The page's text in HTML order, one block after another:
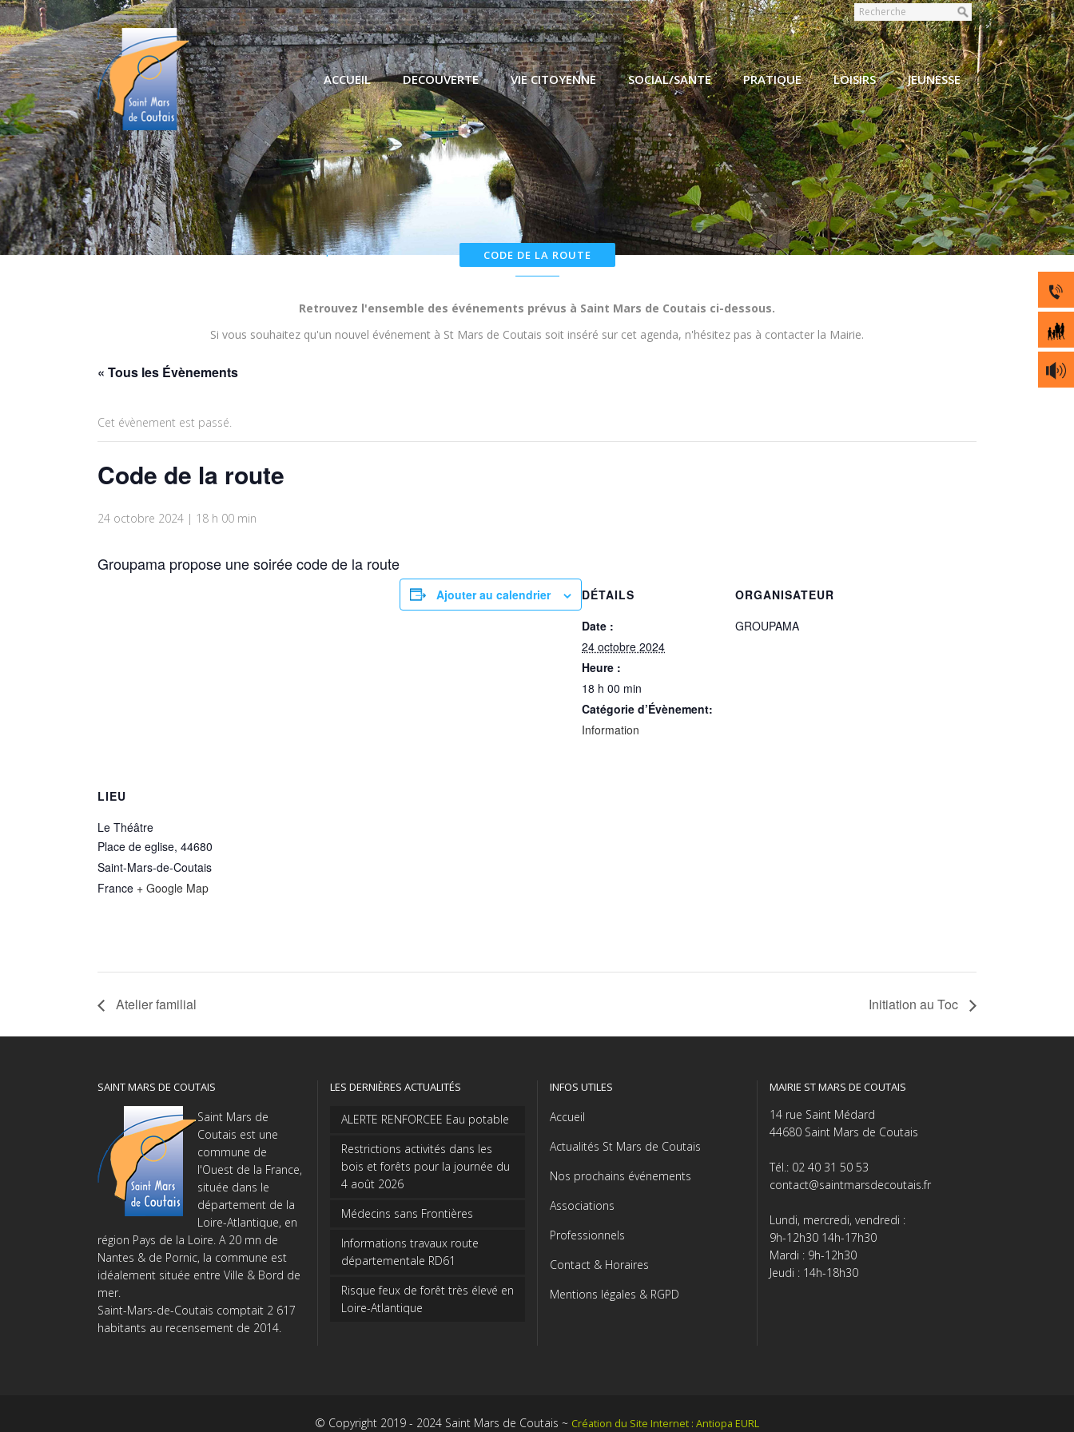
ACCUEIL DECOUVERTE VIE CITOYENNE SOCIAL/SANTE PRATIQUE LOISIRS JEUNESSE
CODE DE LA ROUTE
Nos prochains événements à Saint Mars de Coutais
Retrouvez l'ensemble des événements prévus à Saint Mars de Coutais ci-dessous.
Si vous souhaitez qu'un nouvel événement à St Mars de Coutais soit inséré sur cet agenda, n'hésitez pas à contacter la Mairie.
« Tous les Évènements
Cet évènement est passé.
Code de la route
24 octobre 2024 | 18 h 00 min
Groupama propose une soirée code de la route
Ajouter au calendrier
DÉTAILS
Date :
24 octobre 2024
Heure :
18 h 00 min
Catégorie d’Évènement:
Information
ORGANISATEUR
GROUPAMA
LIEU
Le Théâtre
Place de eglise, 44680
Saint-Mars-de-Coutais
France + Google Map
Atelier familial Initiation au Toc
SAINT MARS DE COUTAIS
Saint Mars de
Coutais est une
commune de
l'Ouest de la France,
située dans le
département de la
Loire-Atlantique, en
région Pays de la Loire. A 20 mn de
Nantes & de Pornic, la commune est
idéalement située entre Ville & Bord de
mer.
Saint-Mars-de-Coutais comptait 2 617
habitants au recensement de 2014.
LES DERNIÈRES ACTUALITÉS
ALERTE RENFORCEE Eau potable
Restrictions activités dans les
bois et forêts pour la journée du
4 août 2026
Médecins sans Frontières
Informations travaux route
départementale RD61
Risque feux de forêt très élevé en
Loire-Atlantique
INFOS UTILES
Accueil
Actualités St Mars de Coutais
Nos prochains événements
Associations
Professionnels
Contact & Horaires
Mentions légales & RGPD
MAIRIE ST MARS DE COUTAIS
14 rue Saint Médard
44680 Saint Mars de Coutais
Tél.: 02 40 31 50 53
contact@saintmarsdecoutais.fr
Lundi, mercredi, vendredi :
9h-12h30 14h-17h30
Mardi : 9h-12h30
Jeudi : 14h-18h30
© Copyright 2019 - 2024 Saint Mars de Coutais ~ Création du Site Internet : Antiopa EURL